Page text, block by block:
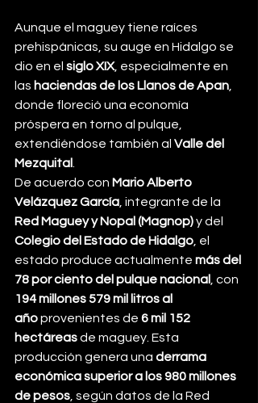
Aunque el maguey tiene raíces
prehispánicas, su auge en Hidalgo se
dio en el siglo XIX, especialmente en
las haciendas de los Llanos de Apan
donde floreció una economía
próspera en torno al pulque,
extendiéndose también al Valle del
Mezquital
De acuerdo con Mario Alberto
Velázquez García , integrante de la
Red Maguey y Nopal (Magnop) y del
Colegio del Estado de Hidalgo , el
estado produce actualmente más del
78 por ciento del pulque nacional
, con
194 millones 579 mil litros al
año provenientes de 6 mil 152
hectáreas de maguey. Esta
producción genera una derrama
económica superior a los 980 millones
de pesos , según datos de la Red